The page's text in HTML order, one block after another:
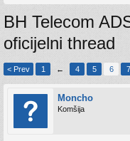
BH Telecom
oficijelni thread
< Prev 1 ← 4 5 6 7
Moncho
Komšija